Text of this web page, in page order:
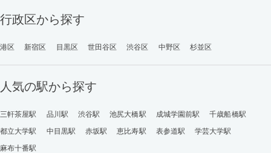
行政区から探す
港区 新宿区 目黒区 世田谷区 渋谷区 中野区 杉並区
人気の駅から探す
三軒茶屋駅 品川駅 渋谷駅 池尻大橋駅 成城学園前駅
千歳船橋駅
都立大学駅
中目黒駅 赤坂駅 恵比寿駅 表参道駅
学芸大学駅
麻布十番駅